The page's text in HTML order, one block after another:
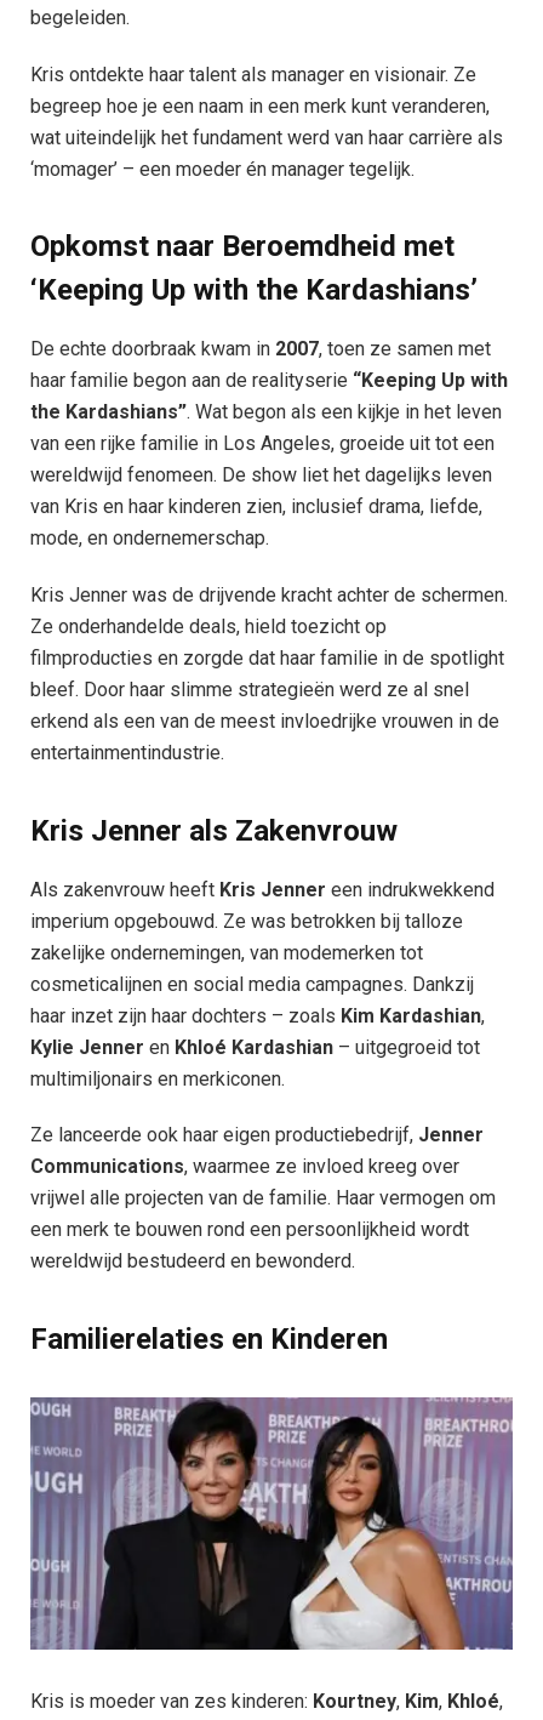
begeleiden.
Kris ontdekte haar talent als manager en visionair. Ze
begreep hoe je een naam in een merk kunt veranderen,
wat uiteindelijk het fundament werd van haar carrière als
‘momager’ – een moeder én manager tegelijk.
Opkomst naar Beroemdheid met
‘Keeping Up with the Kardashians’
De echte doorbraak kwam in 2007, toen ze samen met
haar familie begon aan de realityserie “Keeping Up with
the Kardashians”. Wat begon als een kijkje in het leven
van een rijke familie in Los Angeles, groeide uit tot een
wereldwijd fenomeen. De show liet het dagelijks leven
van Kris en haar kinderen zien, inclusief drama, liefde,
mode, en ondernemerschap.
Kris Jenner was de drijvende kracht achter de schermen.
Ze onderhandelde deals, hield toezicht op
filmproducties en zorgde dat haar familie in de spotlight
bleef. Door haar slimme strategieën werd ze al snel
erkend als een van de meest invloedrijke vrouwen in de
entertainmentindustrie.
Kris Jenner als Zakenvrouw
Als zakenvrouw heeft Kris Jenner een indrukwekkend
imperium opgebouwd. Ze was betrokken bij talloze
zakelijke ondernemingen, van modemerken tot
cosmeticalijnen en social media campagnes. Dankzij
haar inzet zijn haar dochters – zoals Kim Kardashian,
Kylie Jenner en Khloé Kardashian – uitgegroeid tot
multimiljonairs en merkiconen.
Ze lanceerde ook haar eigen productiebedrijf, Jenner
Communications, waarmee ze invloed kreeg over
vrijwel alle projecten van de familie. Haar vermogen om
een merk te bouwen rond een persoonlijkheid wordt
wereldwijd bestudeerd en bewonderd.
Familierelaties en Kinderen
Kris is moeder van zes kinderen: Kourtney, Kim, Khloé,